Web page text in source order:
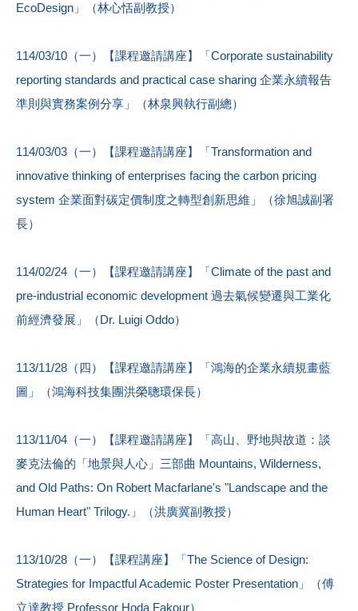
EcoDesign」（林心恬副教授）
114/03/10（一）【課程邀請講座】「Corporate sustainability
reporting standards and practical case sharing 企業永續報告
準則與實務案例分享」（林泉興執行副總）
114/03/03（一）【課程邀請講座】「Transformation and
innovative thinking of enterprises facing the carbon pricing
system 企業面對碳定價制度之轉型創新思維」（徐旭誠副署
長）
114/02/24（一）【課程邀請講座】「Climate of the past and
pre-industrial economic development 過去氣候變遷與工業化
前經濟發展」（Dr. Luigi Oddo）
113/11/28（四）【課程邀請講座】「鴻海的企業永續規畫藍
圖」（鴻海科技集團洪榮聰環保長）
113/11/04（一）【課程邀請講座】「高山、野地與故道：談
麥克法倫的「地景與人心」三部曲 Mountains, Wilderness,
and Old Paths: On Robert Macfarlane's "Landscape and the
Human Heart" Trilogy.」（洪廣冀副教授）
113/10/28（一）【課程講座】「The Science of Design:
Strategies for Impactful Academic Poster Presentation」（傅
立達教授 Professor Hoda Fakour）